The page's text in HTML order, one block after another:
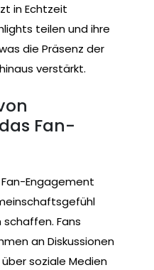
in Echtzeit
teilen und ihre
die Präsenz der
verstärkt.
Fan-
Engagement
Fans
an Diskussionen
soziale Medien